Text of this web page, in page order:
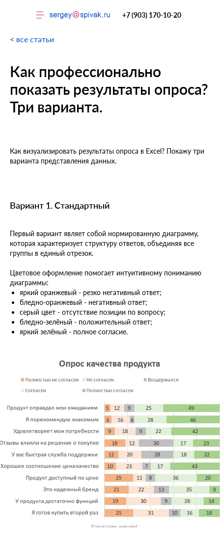
+7 (903) 170-10-20
< все статьи
Как профессионально
показать результаты опроса?
Три варианта.
Как визуализировать результаты опроса в Excel? Покажу три
варианта представления данных.
Вариант 1. Стандартный
Первый вариант являет собой нормированную диаграмму,
которая характеризует структуру ответов, объединяя все
группы в единый отрезок.
Цветовое оформление помогает интуитивному пониманию
диаграммы:
яркий оранжевый - резко негативный ответ;
бледно-оранжевый - негативный ответ;
серый цвет - отсутствие позиции по вопросу;;
бледно-зелёный - положительный ответ;
яркий зелёный - полное согласие.